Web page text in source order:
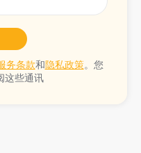
务条款和隐私政策。您
这些通讯